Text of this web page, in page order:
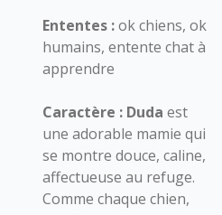
Ententes :ok chiens, ok
humains, entente chat à
apprendre
Caractère : Duda est
une adorable mamie qui
se montre douce, caline,
affectueuse au refuge.
Comme chaque chien,